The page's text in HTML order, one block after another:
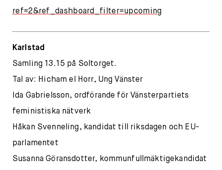
ref=2&ref_dashboard_filter=upcoming
Karlstad
Samling 13.15 på Soltorget.
Tal av: Hicham el Horr, Ung Vänster
Ida Gabrielsson, ordförande för Vänsterpartiets
feministiska nätverk
Håkan Svenneling, kandidat till riksdagen och EU-
parlamentet
Susanna Göransdotter, kommunfullmäktigekandidat